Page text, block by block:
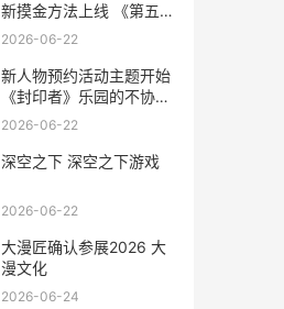
新摸金方法上线 《第五人
格》官服入口下载安装
2026-06-22
新人物预约活动主题开始
《封印者》乐园的不协和
音新剧情更新 新人物预约
2026-06-22
深空之下 深空之下游戏
2026-06-22
大漫匠确认参展2026 大
漫文化
2026-06-24